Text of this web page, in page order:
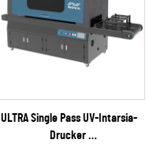
ULTRA Single Pass UV-Intarsia-
Drucker